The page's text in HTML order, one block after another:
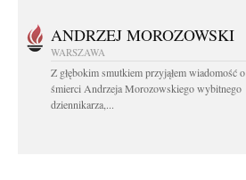
ANDRZEJ MOROZOWSKI
WARSZAWA
Z głębokim smutkiem przyjąłem wiadomość o
śmierci Andrzeja Morozowskiego wybitnego
dziennikarza,...